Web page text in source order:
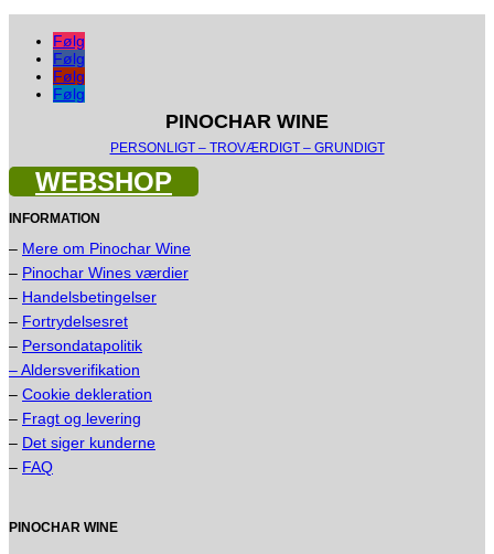
Følg
Følg
Følg
Følg
PINOCHAR WINE
PERSONLIGT – TROVÆRDIGT – GRUNDIGT
WEBSHOP
INFORMATION
– Mere om Pinochar Wine
– Pinochar Wines værdier
– Handelsbetingelser
– Fortrydelsesret
– Persondatapolitik
– Aldersverifikation
– Cookie dekleration
– Fragt og levering
– Det siger kunderne
– FAQ
PINOCHAR WINE